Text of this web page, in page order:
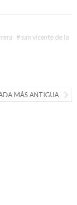
#san vicente de la
MÁS ANTIGUA